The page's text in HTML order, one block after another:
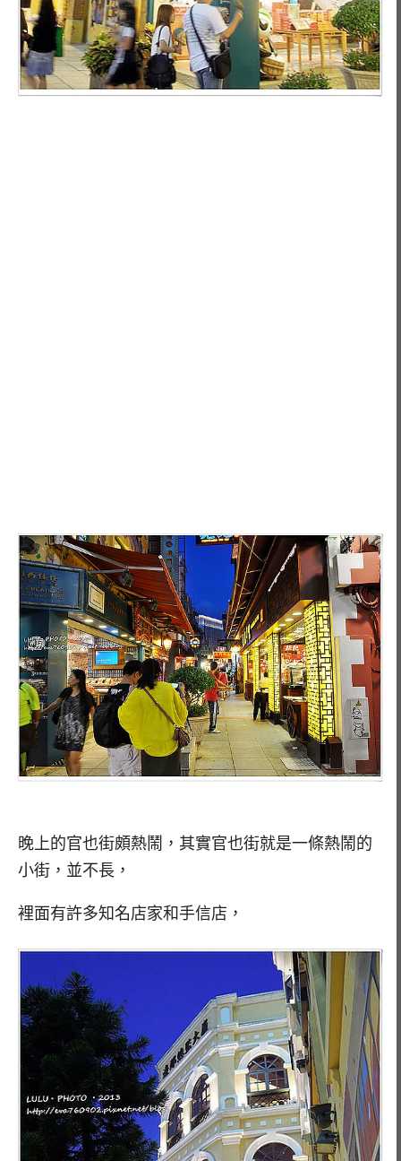
晚上的官也街頗熱鬧，其實官也街就是一條熱鬧的
小街，並不長，
裡面有許多知名店家和手信店，